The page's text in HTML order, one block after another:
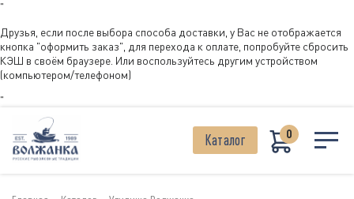
"
Друзья, если после выбора способа доставки, у Вас не отображается
кнопка "оформить заказ", для перехода к оплате, попробуйте сбросить
КЭШ в своём браузере. Или воспользуйтесь другим устройством
(компьютером/телефоном)
"
Каталог 0